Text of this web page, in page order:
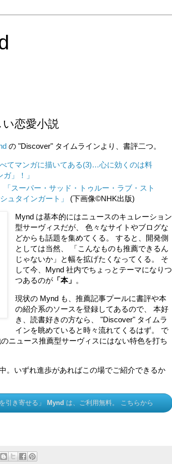
恋愛小説
の "Discover" タイムラインより、書評二つ。
べてマンガに描いてある(3)…心に効くのは料
」！」
「スーパー・サッド・トゥルー・ラブ・スト
ュタインガート」
(下画像©NHK出版)
Mynd は基本的にはニュースのキュレーション
型サーヴィスだが、 色々なサイトやブログな
どからも話題を集めてくる。 すると、開発側
としては当然、 「こんなものも推薦できるん
じゃないか」と幅を拡げたくなってくる。 そ
して今、Mynd 社内でちょっとテーマになりつ
つあるのが 「本」 。
現状の Mynd も、推薦記事プールに書評や本
の紹介系のソースを登録してあるので、 本好
き、読書好きの方なら、 "Discover" タイムラ
インを眺めていると時々流れてくるはず。 で
ニュース推薦型サーヴィスにはない特色を打ち
。いずれ進歩があればこの場でご紹介できるか
引き寄せる」 Mynd は、ご利用無料。 こちらから